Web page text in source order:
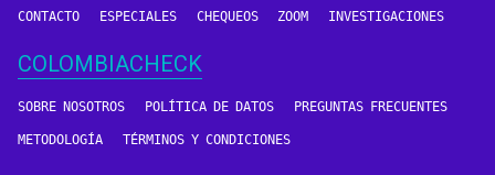
CONTACTO ESPECIALES CHEQUEOS ZOOM INVESTIGACIONES
COLOMBIACHECK
SOBRE NOSOTROS POLÍTICA DE DATOS PREGUNTAS FRECUENTES
METODOLOGÍA TÉRMINOS Y CONDICIONES